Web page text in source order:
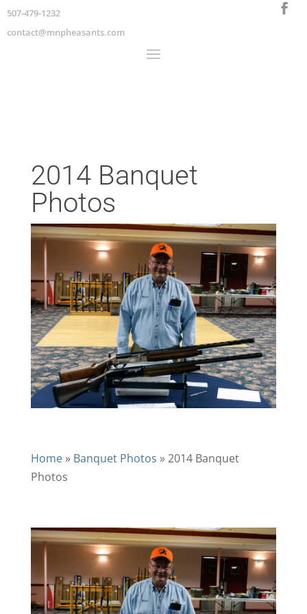
507-479-1232
contact@mnpheasants.com
2014 Banquet
Photos
Home» Banquet Photos »2014 Banquet
Photos